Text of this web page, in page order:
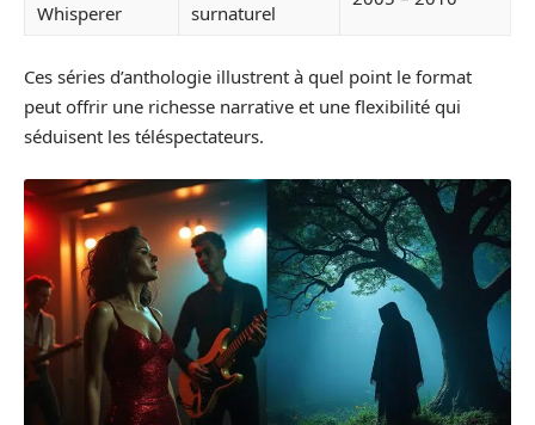
Whisperer
surnaturel
Ces séries d’anthologie illustrent à quel point le format
peut offrir une richesse narrative et une flexibilité qui
séduisent les téléspectateurs.